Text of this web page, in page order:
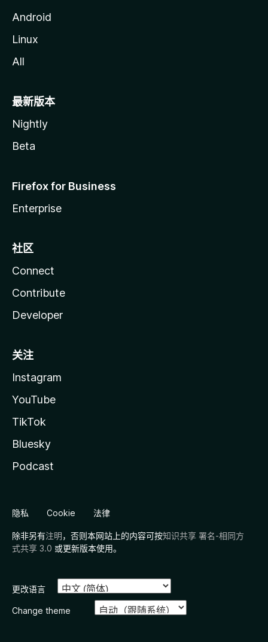
Android
Linux
All
最新版本
Nightly
Beta
Firefox for Business
Enterprise
社区
Connect
Contribute
Developer
关注
Instagram
YouTube
TikTok
Bluesky
Podcast
隐私 Cookie 法律
除非另有注明，否则本网站上的内容可按知识共享 署名-相同方
式共享 3.0 或更新版本使用。
更改语言
Change theme